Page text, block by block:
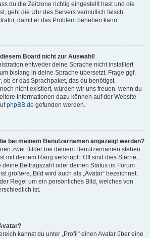
du die Zeitzone richtig eingestellt hast und die
geht die Uhr des Servers vermutlich falsch.
damit er das Problem beheben kann.
Board nicht zur Auswahl!
entweder deine Sprache nicht installiert
bislang in deine Sprache übersetzt. Frage ggf.
ob er das Sprachpaket, das du benötigst,
nicht existiert, würden wir uns freuen, wenn du
Informationen dazu können auf der Website
phpBB.de gefunden werden.
bei meinem Benutzernamen angezeigt werden?
zwei Bilder bei deinem Benutzernamen stehen.
mit deinem Rang verknüpft: Oft sind dies Sterne,
deine Beitragszahl oder deinen Status im Forum
größere, Bild wird auch als „Avatar“ bezeichnet.
Regel um ein persönliches Bild, welches von
ist.
kannst du unter „Profil“ einen Avatar über eine